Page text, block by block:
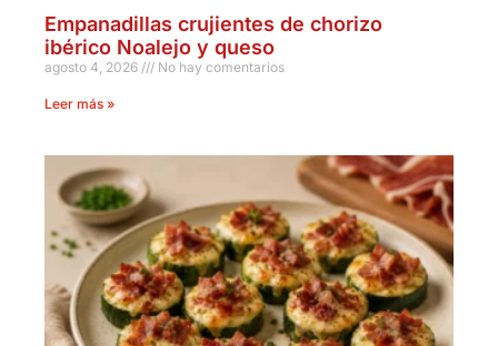
Empanadillas crujientes de chorizo
ibérico Noalejo y queso
agosto 4, 2026 No hay comentarios
Leer más »